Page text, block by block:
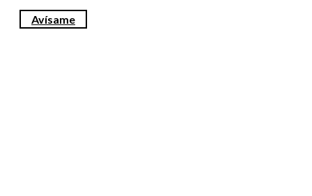
Avísame